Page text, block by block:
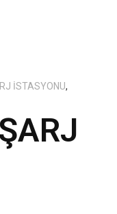
İSTASYONU,